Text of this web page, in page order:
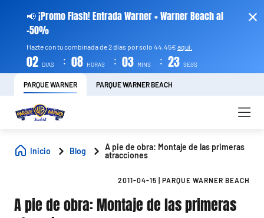
📢 ¡Promo Flash! Entrada Warner + Warner Beach al
-50%
Hazte con tu combinada de 2 días por solo 44,45€ aquí.
02 DIAS : 08 HORAS : 03 MINS : 23 SEGS
PARQUE WARNER PARQUE WARNER BEACH
Inicio Blog
A pie de obra: Montaje de las primeras
atracciones
2011-04-15 PARQUE WARNER BEACH
A pie de obra: Montaje de las primeras